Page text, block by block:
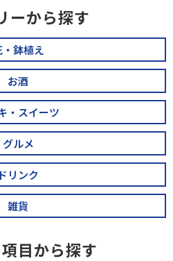
ーから探す
・鉢植え
お酒
・スイーツ
グルメ
ドリンク
雑貨
目から探す